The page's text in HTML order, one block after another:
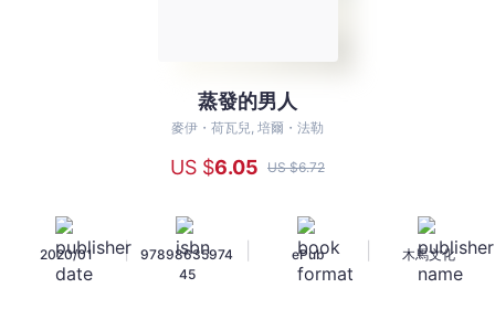
蒸發的男人
麥伊・荷瓦兒, 培爾・法勒
US $6.05 US $6.72
2020/01 |
97898635974
45
ePub 木馬文化